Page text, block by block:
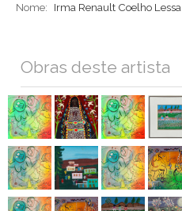
Nome: Irma Renault Coelho Lessa
Obras deste artista